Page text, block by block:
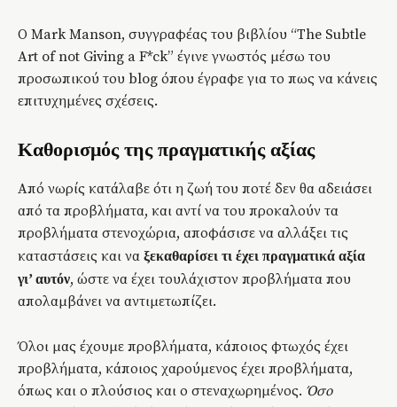
Ο Mark Manson, συγγραφέας του βιβλίου “The Subtle
Art of not Giving a F*ck” έγινε γνωστός μέσω του
προσωπικού του blog όπου έγραφε για το πως να κάνεις
επιτυχημένες σχέσεις.
Καθορισμός της πραγματικής αξίας
Από νωρίς κατάλαβε ότι η ζωή του ποτέ δεν θα αδειάσει
από τα προβλήματα, και αντί να του προκαλούν τα
προβλήματα στενοχώρια, αποφάσισε να αλλάξει τις
καταστάσεις και να ξεκαθαρίσει τι έχει πραγματικά αξία
γι’ αυτόν, ώστε να έχει τουλάχιστον προβλήματα που
απολαμβάνει να αντιμετωπίζει.
Όλοι μας έχουμε προβλήματα, κάποιος φτωχός έχει
προβλήματα, κάποιος χαρούμενος έχει προβλήματα,
όπως και ο πλούσιος και ο στεναχωρημένος. Όσο